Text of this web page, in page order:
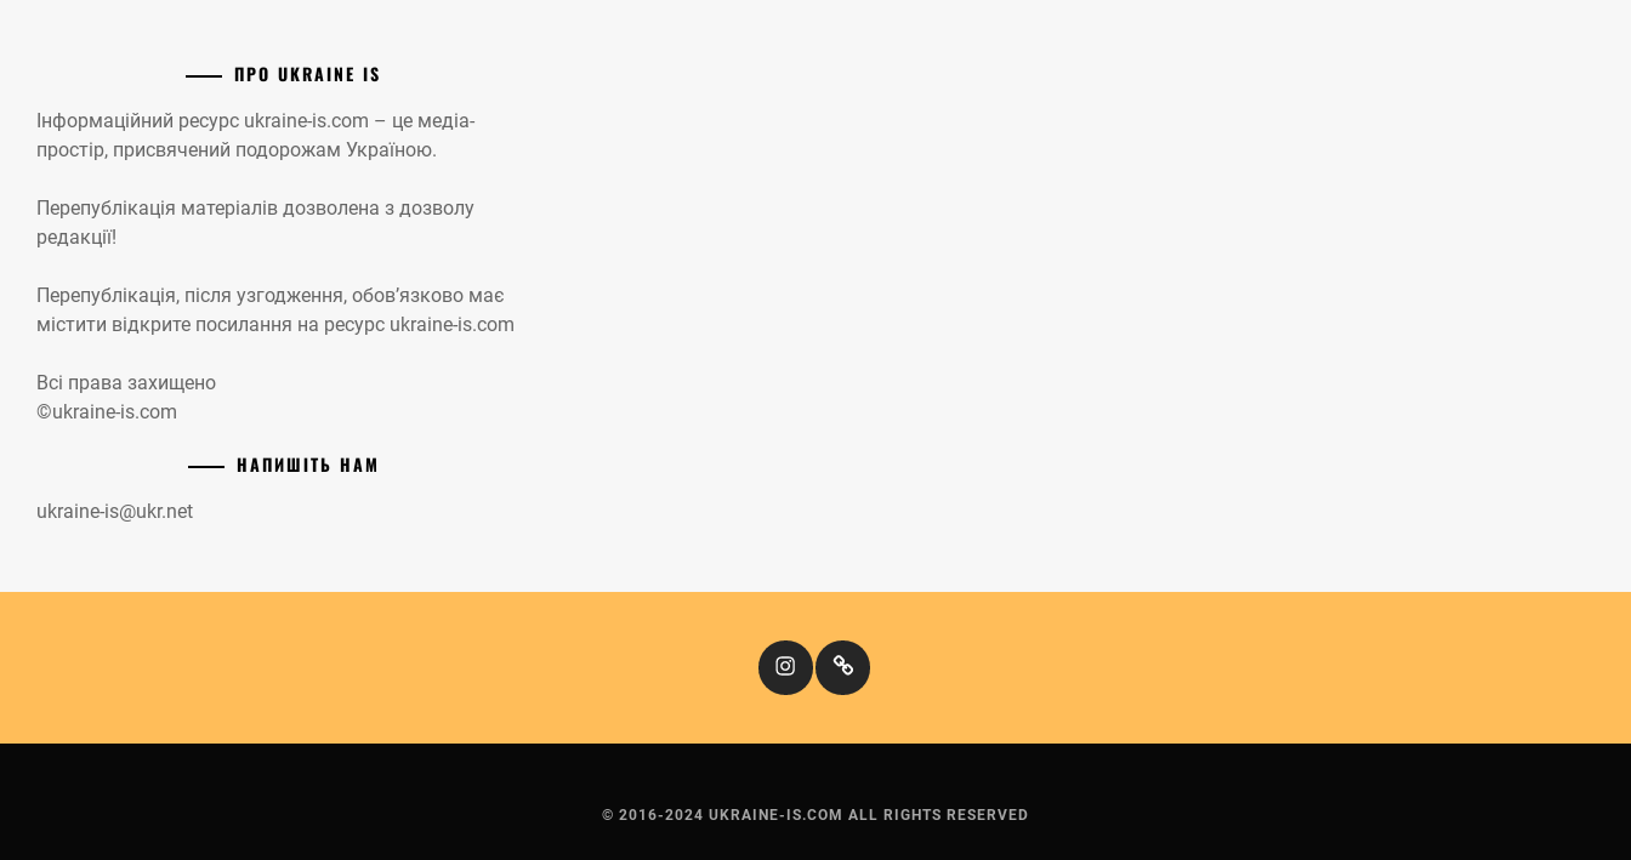
ПРО UKRAINE IS
Інформаційний ресурс ukraine-is.com – це медіа-
простір, присвячений подорожам Україною.
Перепублікація матеріалів дозволена з дозволу
редакції!
Перепублікація, після узгодження, обов’язково має
містити відкрите посилання на ресурс ukraine-is.com
Всі права захищено
©ukraine-is.com
НАПИШІТЬ НАМ
ukraine-is@ukr.net
InstagramКіномандри
© 2016-2024 UKRAINE-IS.COM ALL RIGHTS RESERVED